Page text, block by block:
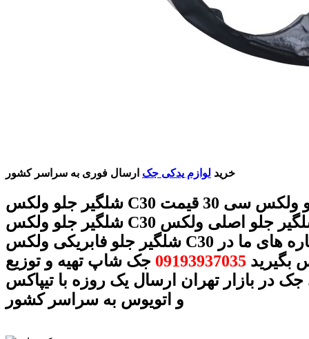
خرید لوازم یدکی جک ارسال فوری به سراسر کشور
شلگیر جلو ولکس C30 شلگیر جلو ولکس سی 30 قیمت
شلگیر جلو ولکس C30 شلگیر جلو اصلی ولکس C30
شلگیر جلو فابریکی ولکس C30 با شماره های ما در
بگیرید 09193937035 جک شاپ تهیه و توزیع
جک در بازار تهران ارسال یک روزه با تیپاکس
و اتویوس به سراسر کشور